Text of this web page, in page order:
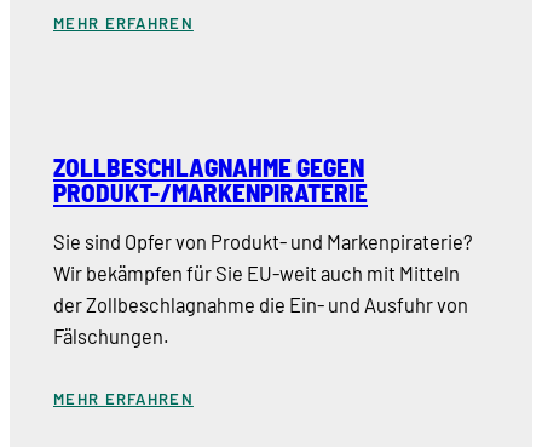
MEHR ERFAHREN
ZOLLBESCHLAGNAHME GEGEN
PRODUKT-/MARKENPIRATERIE
Sie sind Opfer von Produkt- und Markenpiraterie?
Wir bekämpfen für Sie EU-weit auch mit Mitteln
der Zollbeschlagnahme die Ein- und Ausfuhr von
Fälschungen.
MEHR ERFAHREN